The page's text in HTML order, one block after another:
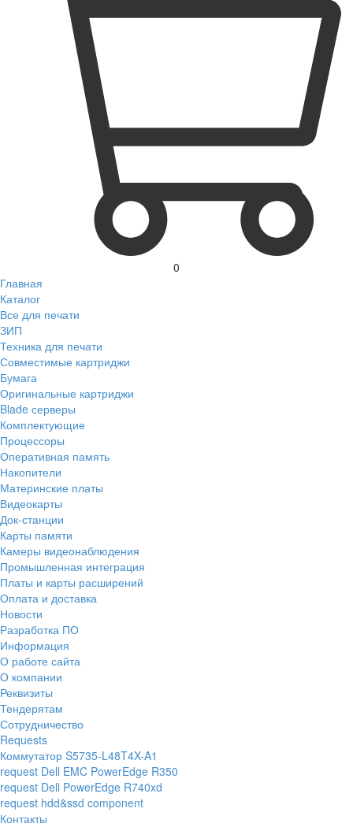
0
Главная
Каталог
Все для печати
ЗИП
Техника для печати
Совместимые картриджи
Бумага
Оригинальные картриджи
Blade серверы
Комплектующие
Процессоры
Оперативная память
Накопители
Материнские платы
Видеокарты
Док-станции
Карты памяти
Камеры видеонаблюдения
Промышленная интеграция
Платы и карты расширений
Оплата и доставка
Новости
Разработка ПО
Информация
О работе сайта
О компании
Реквизиты
Тендерятам
Сотрудничество
Requests
Коммутатор S5735-L48T4X-A1
request Dell EMC PowerEdge R350
request Dell PowerEdge R740xd
request hdd&ssd component
Контакты